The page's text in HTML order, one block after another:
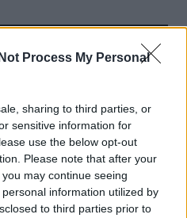
Process My Personal
sharing to third parties, or
sensitive information for
use the below opt-out
Please note that after your
may continue seeing
information utilized by
to third parties prior to